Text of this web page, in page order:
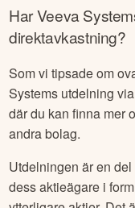
HarVeeva
direktavkastning?
Som vi tipsade om
Systems utdelning
där du kan finna mer
andra bolag.
Utdelningen är en
dess aktieägare i